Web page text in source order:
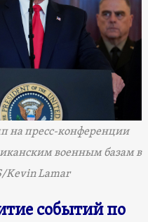
на пресс-конференции
военным базам в
Kevin Lamar
событий по